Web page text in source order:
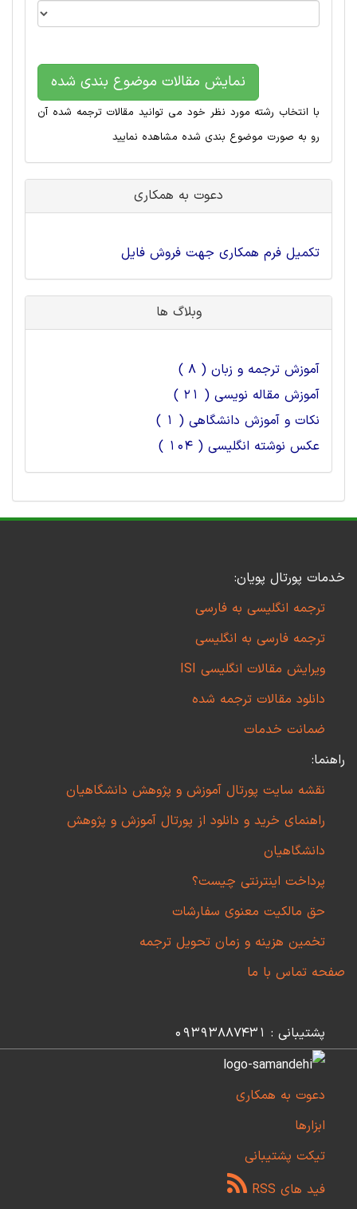
نمایش مقالات موضوع بندی شده
با انتخاب رشته مورد نظر خود می توانید مقالات ترجمه شده آن
رو به صورت موضوع بندی شده مشاهده نمایید
دعوت به همکاری
تکمیل فرم همکاری جهت فروش فایل
وبلاگ ها
آموزش ترجمه و زبان ( 8 )
آموزش مقاله نویسی ( 21 )
نکات و آموزش دانشگاهی ( 1 )
عکس نوشته انگلیسی ( 104 )
خدمات پورتال پویان:
ترجمه انگلیسی به فارسی
ترجمه فارسی به انگلیسی
ویرایش مقالات انگلیسی ISI
دانلود مقالات ترجمه شده
ضمانت خدمات
راهنما:
نقشه سایت پورتال آموزش و پژوهش دانشگاهیان
راهنمای خرید و دانلود از پورتال آموزش و پژوهش
دانشگاهیان
پرداخت اینترنتی چیست؟
حق مالکیت معنوی سفارشات
تخمین هزینه و زمان تحویل ترجمه
صفحه تماس با ما
پشتیبانی : 09393887431
دعوت به همکاری
ابزارها
تیکت پشتیبانی
فید های RSS